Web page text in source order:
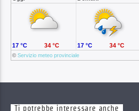
©Servizio meteo provinciale
17 °C 34 °C 17 °C 34 °C
Ti potrebbe interessare anche